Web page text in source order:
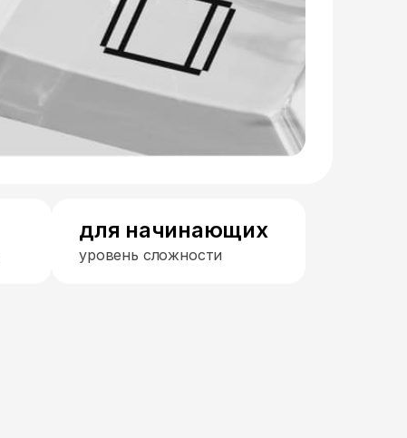
для начинающих
уровень сложности